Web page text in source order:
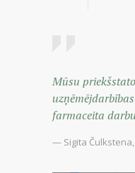
Mūsu
farmaceita
— Sigita